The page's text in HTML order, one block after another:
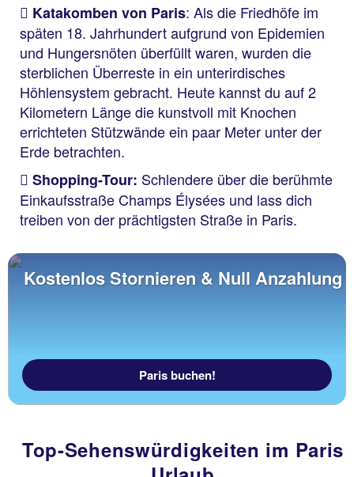
Katakomben von Paris: Als die Friedhöfe im
späten 18. Jahrhundert aufgrund von Epidemien
und Hungersnöten überfüllt waren, wurden die
sterblichen Überreste in ein unterirdisches
Höhlensystem gebracht. Heute kannst du auf 2
Kilometern Länge die kunstvoll mit Knochen
errichteten Stützwände ein paar Meter unter der
Erde betrachten.
Shopping-Tour: Schlendere über die berühmte
Einkaufsstraße Champs Élysées und lass dich
treiben von der prächtigsten Straße in Paris.
Kostenlos Stornieren & Null Anzahlung
Paris buchen!
Top-Sehenswürdigkeiten im Paris